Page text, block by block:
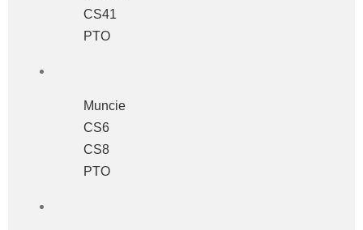
CS41
PTO
Muncie
CS6
CS8
PTO